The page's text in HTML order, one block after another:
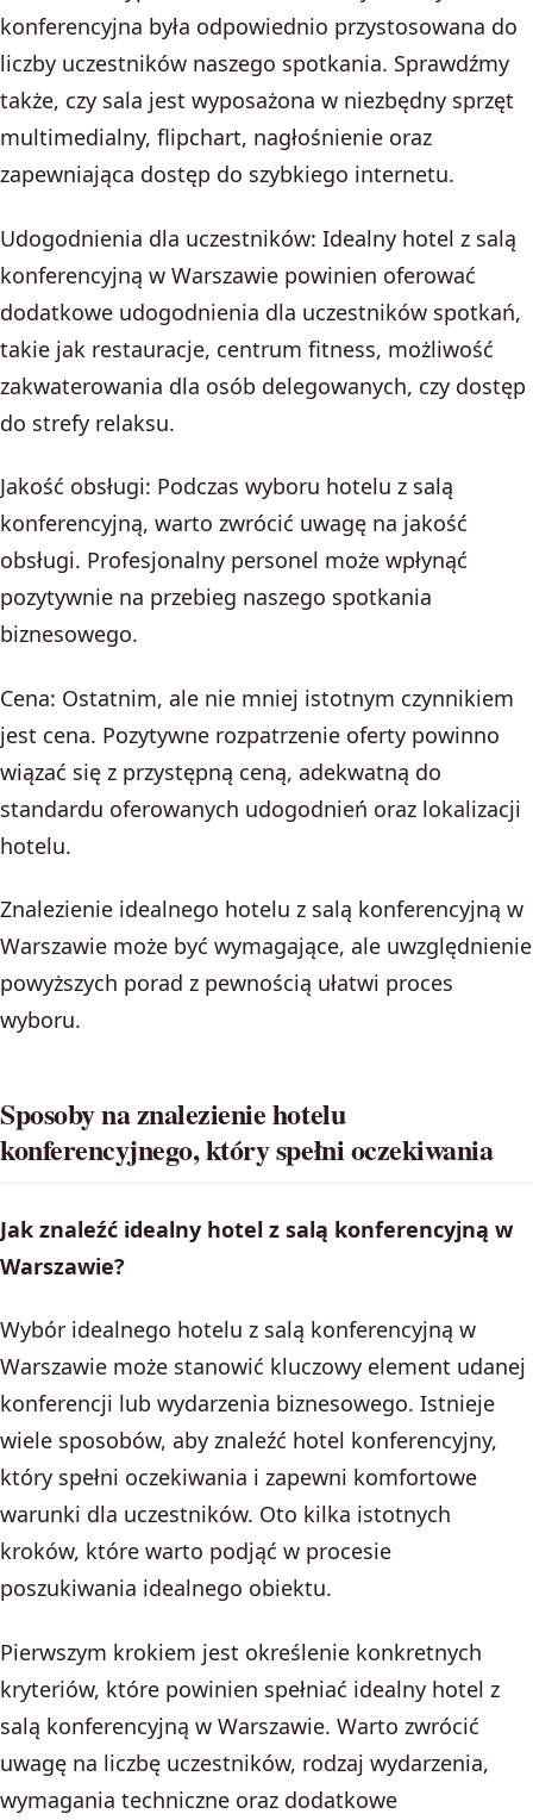
konferencyjna była odpowiednio przystosowana do
liczby uczestników naszego spotkania. Sprawdźmy
także, czy sala jest wyposażona w niezbędny sprzęt
multimedialny, flipchart, nagłośnienie oraz
zapewniająca dostęp do szybkiego internetu.
Udogodnienia dla uczestników: Idealny hotel z salą
konferencyjną w Warszawie powinien oferować
dodatkowe udogodnienia dla uczestników spotkań,
takie jak restauracje, centrum fitness, możliwość
zakwaterowania dla osób delegowanych, czy dostęp
do strefy relaksu.
Jakość obsługi: Podczas wyboru hotelu z salą
konferencyjną, warto zwrócić uwagę na jakość
obsługi. Profesjonalny personel może wpłynąć
pozytywnie na przebieg naszego spotkania
biznesowego.
Cena: Ostatnim, ale nie mniej istotnym czynnikiem
jest cena. Pozytywne rozpatrzenie oferty powinno
wiązać się z przystępną ceną, adekwatną do
standardu oferowanych udogodnień oraz lokalizacji
hotelu.
Znalezienie idealnego hotelu z salą konferencyjną w
Warszawie może być wymagające, ale uwzględnienie
powyższych porad z pewnością ułatwi proces
wyboru.
Sposoby na znalezienie hotelu
konferencyjnego, który spełni oczekiwania
Jak znaleźć idealny hotel z salą konferencyjną w
Warszawie?
Wybór idealnego hotelu z salą konferencyjną w
Warszawie może stanowić kluczowy element udanej
konferencji lub wydarzenia biznesowego. Istnieje
wiele sposobów, aby znaleźć hotel konferencyjny,
który spełni oczekiwania i zapewni komfortowe
warunki dla uczestników. Oto kilka istotnych
kroków, które warto podjąć w procesie
poszukiwania idealnego obiektu.
Pierwszym krokiem jest określenie konkretnych
kryteriów, które powinien spełniać idealny hotel z
salą konferencyjną w Warszawie. Warto zwrócić
uwagę na liczbę uczestników, rodzaj wydarzenia,
wymagania techniczne oraz dodatkowe